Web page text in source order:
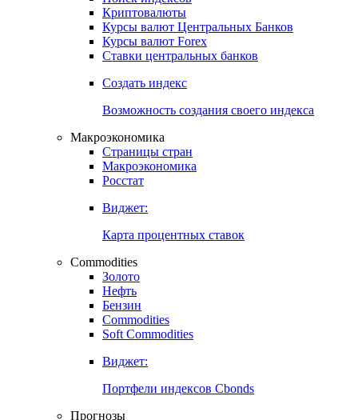
Криптовалюты
Курсы валют Центральных Банков
Курсы валют Forex
Ставки центральных банков
Создать индекс
Возможность создания своего индекса
Макроэкономика
Страницы стран
Макроэкономика
Росстат
Виджет:
Карта процентных ставок
Commodities
Золото
Нефть
Бензин
Commodities
Soft Commodities
Виджет:
Портфели индексов Cbonds
Прогнозы